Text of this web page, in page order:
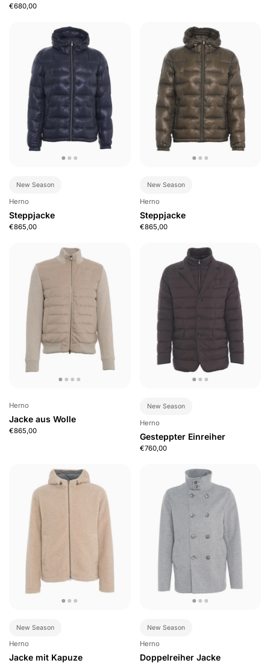
€680,00
New Season
Herno
Steppjacke
€865,00
New Season
Herno
Steppjacke
€865,00
Herno
Jacke aus Wolle
€865,00
New Season
Herno
Gesteppter Einreiher
€760,00
New Season
Herno
Jacke mit Kapuze
New Season
Herno
Doppelreiher Jacke